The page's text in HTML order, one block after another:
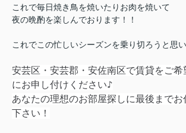
これで毎日焼き鳥を焼いたりお肉を焼いて
夜の晩酌を楽しんでおります！！
これでこの忙しいシーズンを乗り切ろうと思い
安芸区・安芸郡・安佐南区で賃貸をご希
にお申し付けください♪
あなたの理想のお部屋探しに最後までお
下さい！